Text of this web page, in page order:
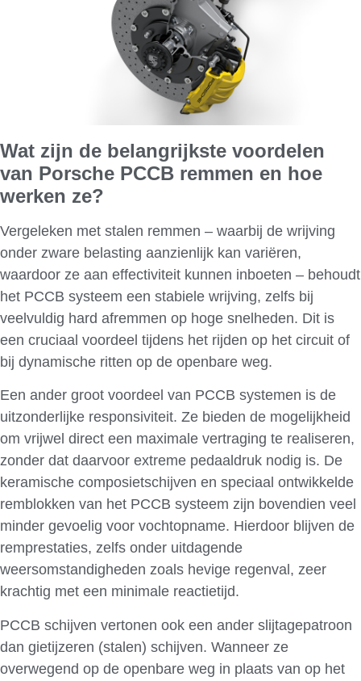
Wat zijn de belangrijkste voordelen
van Porsche PCCB remmen en hoe
werken ze?
Vergeleken met stalen remmen – waarbij de wrijving
onder zware belasting aanzienlijk kan variëren,
waardoor ze aan effectiviteit kunnen inboeten – behoudt
het PCCB systeem een stabiele wrijving, zelfs bij
veelvuldig hard afremmen op hoge snelheden. Dit is
een cruciaal voordeel tijdens het rijden op het circuit of
bij dynamische ritten op de openbare weg.
Een ander groot voordeel van PCCB systemen is de
uitzonderlijke responsiviteit. Ze bieden de mogelijkheid
om vrijwel direct een maximale vertraging te realiseren,
zonder dat daarvoor extreme pedaaldruk nodig is. De
keramische composietschijven en speciaal ontwikkelde
remblokken van het PCCB systeem zijn bovendien veel
minder gevoelig voor vochtopname. Hierdoor blijven de
remprestaties, zelfs onder uitdagende
weersomstandigheden zoals hevige regenval, zeer
krachtig met een minimale reactietijd.
PCCB schijven vertonen ook een ander slijtagepatroon
dan gietijzeren (stalen) schijven. Wanneer ze
overwegend op de openbare weg in plaats van op het